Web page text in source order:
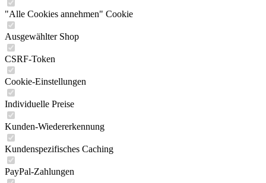
"Alle Cookies annehmen" Cookie
Ausgewählter Shop
CSRF-Token
Cookie-Einstellungen
Individuelle Preise
Kunden-Wiedererkennung
Kundenspezifisches Caching
PayPal-Zahlungen